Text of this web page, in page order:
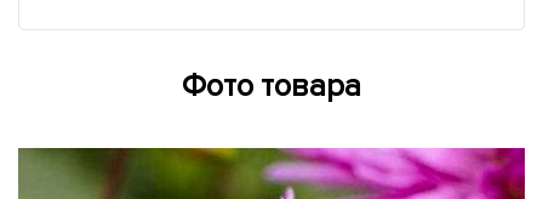
Фото товара